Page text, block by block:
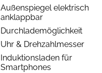
Außenspiegel elektrisch
anklappbar
Durchlademöglichkeit
Uhr & Drehzahlmesser
Induktionsladen für
Smartphones